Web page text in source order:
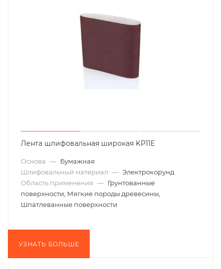
Лента шлифовальная широкая KP11E
Основа — Бумажная
Шлифовальный материал — Электрокорунд
Область применения — Грунтованные
поверхности, Мягкие породы древесины,
Шпатлеванные поверхности
УЗНАТЬ БОЛЬШЕ